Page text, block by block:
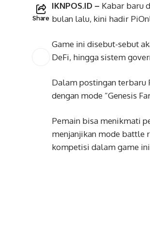
Share
IKNPOS.ID – Kabar baru
bulan lalu, kini hadir
Game ini disebut-sebut
DeFi, hingga sistem
Dalam postingan terbaru
dengan mode “Genesis
Pemain bisa menikmati
menjanjikan mode battle
kompetisi dalam game